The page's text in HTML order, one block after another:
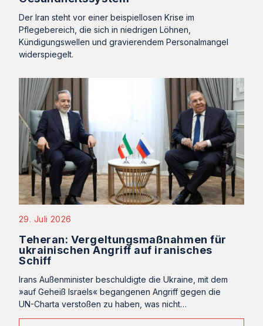
Der Iran steht vor einer beispiellosen Krise im
Pflegebereich, die sich in niedrigen Löhnen,
Kündigungswellen und gravierendem Personalmangel
widerspiegelt.
29. Juli 2026
Teheran: Vergeltungsmaßnahmen für
ukrainischen Angriff auf iranisches
Schiff
Irans Außenminister beschuldigte die Ukraine, mit dem
»auf Geheiß Israels« begangenen Angriff gegen die
UN-Charta verstoßen zu haben, was nicht…